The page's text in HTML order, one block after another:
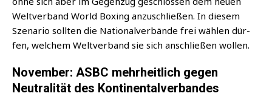
Welt­ver­band World Boxing anzu­schlie­ßen. In die­sem
Sze­na­rio soll­ten die Natio­nal­ver­bän­de frei wäh­len dür­
fen, wel­chem Welt­ver­band sie sich anschlie­ßen wollen.
November: ASBC mehrheitlich gegen
Neutralität des Kontinentalverbandes